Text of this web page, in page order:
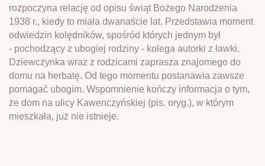
rozpoczyna relację od opisu świąt Bożego Narodzenia
1938 r., kiedy to miała dwanaście lat. Przedstawia moment
odwiedzin kolędników, spośród których jednym był
- pochodzący z ubogiej rodziny - kolega autorki z ławki.
Dziewczynka wraz z rodzicami zaprasza znajomego do
domu na herbatę. Od tego momentu postanawia zawsze
pomagać ubogim. Wspomnienie kończy informacja o tym,
że dom na ulicy Kawenczyńskiej (pis. oryg.), w którym
mieszkała, już nie istnieje.